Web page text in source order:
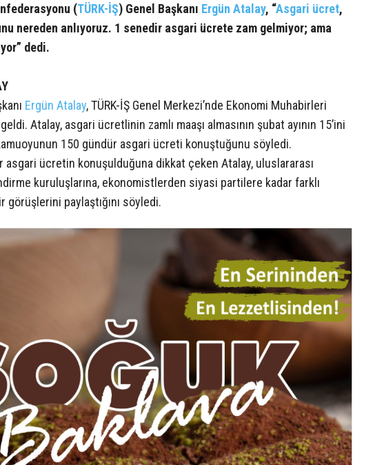
(TÜRK-İŞ) Genel Başkanı Ergün Atalay, “Asgari ücret,
nereden anlıyoruz. 1 senedir asgari ücrete zam gelmiyor; ama
dedi.
Ergün Atalay, TÜRK-İŞ Genel Merkezi’nde Ekonomi Muhabirleri
Atalay, asgari ücretlinin zamlı maaşı almasının şubat ayının 15’ini
150 gündür asgari ücreti konuştuğunu söyledi.
asgari ücretin konuşulduğuna dikkat çeken Atalay, uluslararası
kuruluşlarına, ekonomistlerden siyasi partilere kadar farklı
paylaştığını söyledi.